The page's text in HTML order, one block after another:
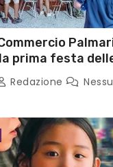
prima festa
Redazione